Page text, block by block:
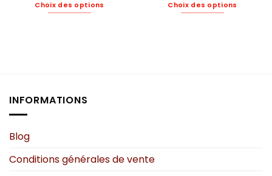
Choix des options
options
la
Choix des options
INFORMATIONS
Blog
Conditions générales de vente